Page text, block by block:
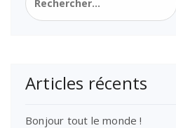
Articles récents
Bonjour tout le monde !